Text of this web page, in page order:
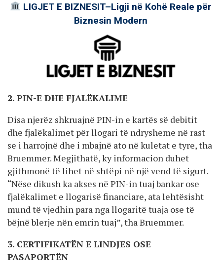
LIGJET E BIZNESIT–Ligji në Kohë Reale për
Biznesin Modern
2. PIN-E DHE FJALËKALIME
Disa njerëz shkruajnë PIN-in e kartës së debitit
dhe fjalëkalimet për llogari të ndrysheme në rast
se i harrojnë dhe i mbajnë ato në kuletat e tyre, tha
Bruemmer. Megjithatë, ky informacion duhet
gjithmonë të lihet në shtëpi në një vend të sigurt.
“Nëse dikush ka akses në PIN-in tuaj bankar ose
fjalëkalimet e llogarisë financiare, ata lehtësisht
mund të vjedhin para nga llogaritë tuaja ose të
bëjnë blerje nën emrin tuaj”, tha Bruemmer.
3. CERTIFIKATËN E LINDJES OSE
PASAPORTËN